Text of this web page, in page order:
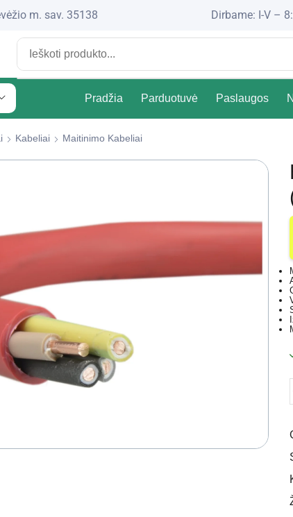
m. sav. 35138 Dirbame: I-V –
Pradžia Parduotuvė Paslaugos
Kabeliai Maitinimo Kabeliai